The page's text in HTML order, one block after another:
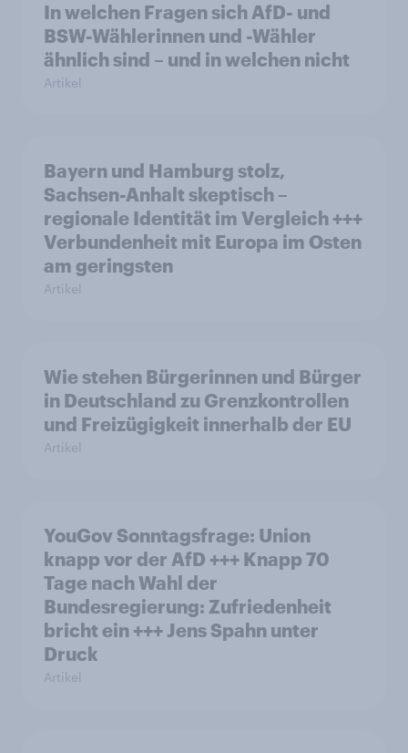
In welchen Fragen sich AfD- und
BSW-Wählerinnen und -Wähler
ähnlich sind – und in welchen nicht
Artikel
Bayern und Hamburg stolz,
Sachsen-Anhalt skeptisch –
regionale Identität im Vergleich +++
Verbundenheit mit Europa im Osten
am geringsten
Artikel
Wie stehen Bürgerinnen und Bürger
in Deutschland zu Grenzkontrollen
und Freizügigkeit innerhalb der EU
Artikel
YouGov Sonntagsfrage: Union
knapp vor der AfD +++ Knapp 70
Tage nach Wahl der
Bundesregierung: Zufriedenheit
bricht ein +++ Jens Spahn unter
Druck
Artikel